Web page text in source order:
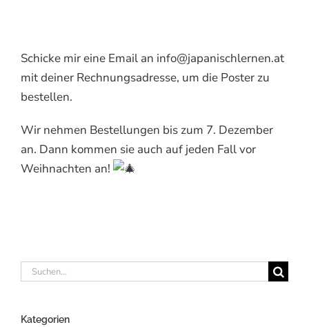
Schicke mir eine Email an info@japanischlernen.at
mit deiner Rechnungsadresse, um die Poster zu
bestellen.
Wir nehmen Bestellungen bis zum 7. Dezember
an. Dann kommen sie auch auf jeden Fall vor
Weihnachten an!
Suche
Kategorien